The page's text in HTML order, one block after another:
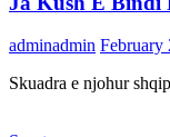
adminadmin February
Skuadra e njohur